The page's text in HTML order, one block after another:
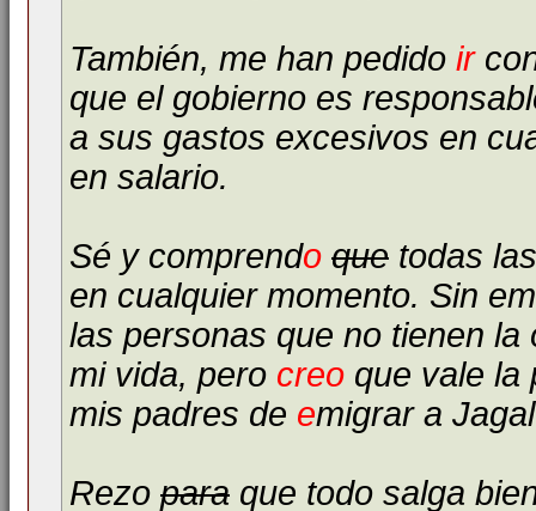
También, me han pedido ir
que el gobierno es
a sus gastos excesivos en
en salario.
Sé y comprendo que todas
en cualquier momento. Sin
las personas que no tienen
mi vida, pero creo que vale la
mis padres de emigrar a
Rezo para que todo salga